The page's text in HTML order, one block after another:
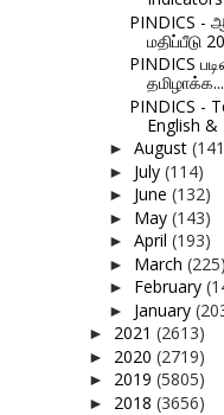
PINDICS -
மதிப்பீடு
PINDICS
தமிழாக்க...
PINDICS -
English &
► August
► July (114)
► June (132)
► May (143)
► April (193)
► March (225)
► February
► January
► 2021 (2613)
► 2020 (2719)
► 2019 (5805)
► 2018 (3656)